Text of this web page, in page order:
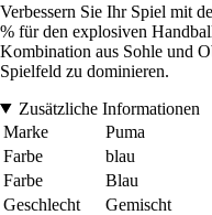
Verbessern Sie Ihr Spiel mit
% für den explosiven
Kombination aus Sohle und
Spielfeld zu dominieren.
Zusätzliche Informationen
Marke
Puma
Farbe
blau
Farbe
Blau
Geschlecht
Gemischt